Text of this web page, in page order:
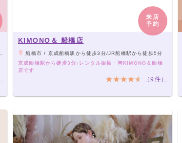
来店
予約
KIMONO＆ 船橋店
船橋市 / 京成船橋駅から徒歩3分/JR船橋駅から徒歩5分
京成船橋駅から徒歩3分♪レンタル振袖・袴KIMONO＆船橋
店です
（9件）